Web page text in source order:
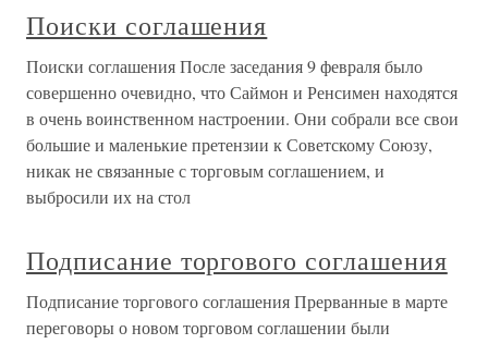
Поиски соглашения
Поиски соглашения После заседания 9 февраля было
совершенно очевидно, что Саймон и Ренсимен находятся
в очень воинственном настроении. Они собрали все свои
большие и маленькие претензии к Советскому Союзу,
никак не связанные с торговым соглашением, и
выбросили их на стол
Подписание торгового соглашения
Подписание торгового соглашения Прерванные в марте
переговоры о новом торговом соглашении были